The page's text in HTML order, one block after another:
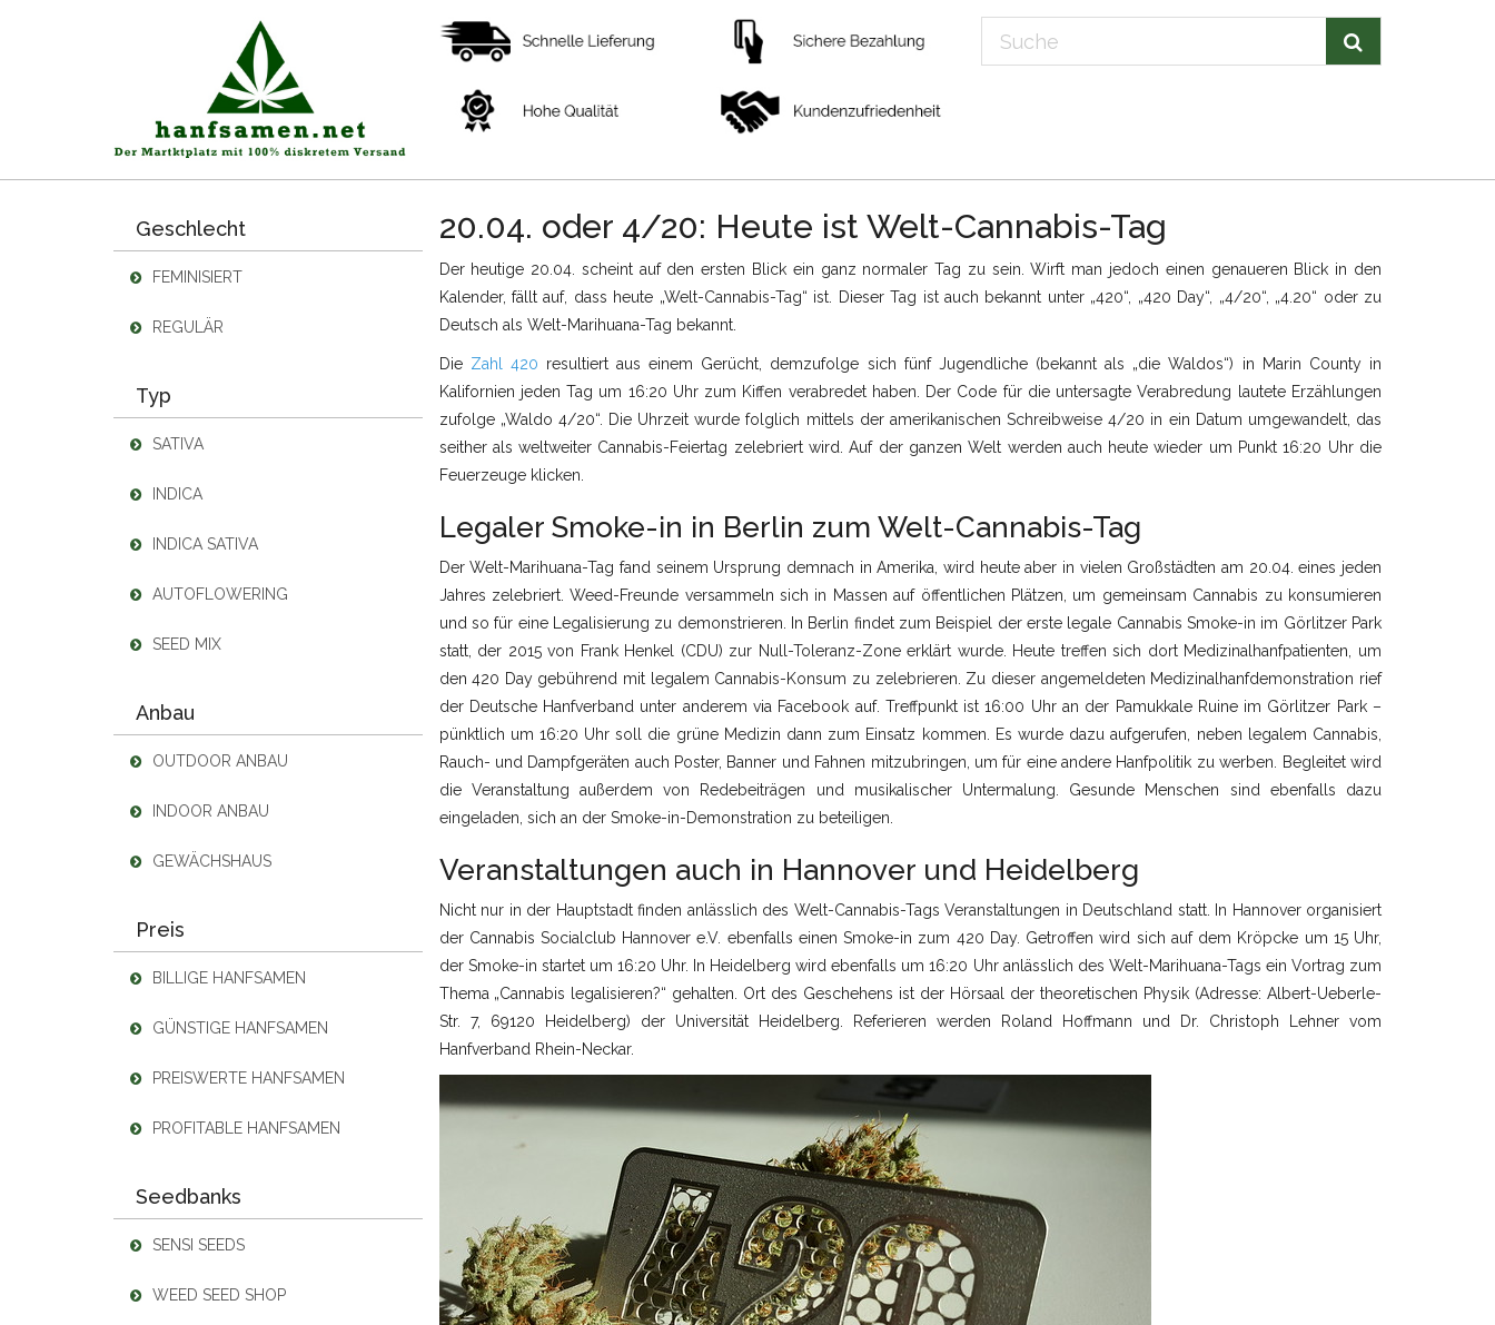
Geschlecht
FEMINISIERT
REGULÄR
Typ
SATIVA
INDICA
INDICA SATIVA
AUTOFLOWERING
SEED MIX
Anbau
OUTDOOR ANBAU
INDOOR ANBAU
GEWÄCHSHAUS
Preis
BILLIGE HANFSAMEN
GÜNSTIGE HANFSAMEN
PREISWERTE HANFSAMEN
PROFITABLE HANFSAMEN
Seedbanks
SENSI SEEDS
WEED SEED SHOP
20.04. oder 4/20: Heute ist Welt-Cannabis-Tag
Der heutige 20.04. scheint auf den ersten Blick ein ganz normaler Tag zu sein. Wirft man jedoch einen genaueren Blick in den
Kalender, fällt auf, dass heute „Welt-Cannabis-Tag“ ist. Dieser Tag ist auch bekannt unter „420“, „420 Day“, „4/20“, „4.20“ oder zu
Deutsch als Welt-Marihuana-Tag bekannt.
Die Zahl 420 resultiert aus einem Gerücht, demzufolge sich fünf Jugendliche (bekannt als „die Waldos“) in Marin County in
Kalifornien jeden Tag um 16:20 Uhr zum Kiffen verabredet haben. Der Code für die untersagte Verabredung lautete Erzählungen
zufolge „Waldo 4/20“. Die Uhrzeit wurde folglich mittels der amerikanischen Schreibweise 4/20 in ein Datum umgewandelt, das
seither als weltweiter Cannabis-Feiertag zelebriert wird. Auf der ganzen Welt werden auch heute wieder um Punkt 16:20 Uhr die
Feuerzeuge klicken.
Legaler Smoke-in in Berlin zum Welt-Cannabis-Tag
Der Welt-Marihuana-Tag fand seinem Ursprung demnach in Amerika, wird heute aber in vielen Großstädten am 20.04. eines jeden
Jahres zelebriert. Weed-Freunde versammeln sich in Massen auf öffentlichen Plätzen, um gemeinsam Cannabis zu konsumieren
und so für eine Legalisierung zu demonstrieren. In Berlin findet zum Beispiel der erste legale Cannabis Smoke-in im Görlitzer Park
statt, der 2015 von Frank Henkel (CDU) zur Null-Toleranz-Zone erklärt wurde. Heute treffen sich dort Medizinalhanfpatienten, um
den 420 Day gebührend mit legalem Cannabis-Konsum zu zelebrieren. Zu dieser angemeldeten Medizinalhanfdemonstration rief
der Deutsche Hanfverband unter anderem via Facebook auf. Treffpunkt ist 16:00 Uhr an der Pamukkale Ruine im Görlitzer Park –
pünktlich um 16:20 Uhr soll die grüne Medizin dann zum Einsatz kommen. Es wurde dazu aufgerufen, neben legalem Cannabis,
Rauch- und Dampfgeräten auch Poster, Banner und Fahnen mitzubringen, um für eine andere Hanfpolitik zu werben. Begleitet wird
die Veranstaltung außerdem von Redebeiträgen und musikalischer Untermalung. Gesunde Menschen sind ebenfalls dazu
eingeladen, sich an der Smoke-in-Demonstration zu beteiligen.
Veranstaltungen auch in Hannover und Heidelberg
Nicht nur in der Hauptstadt finden anlässlich des Welt-Cannabis-Tags Veranstaltungen in Deutschland statt. In Hannover organisiert
der Cannabis Socialclub Hannover e.V. ebenfalls einen Smoke-in zum 420 Day. Getroffen wird sich auf dem Kröpcke um 15 Uhr,
der Smoke-in startet um 16:20 Uhr. In Heidelberg wird ebenfalls um 16:20 Uhr anlässlich des Welt-Marihuana-Tags ein Vortrag zum
Thema „Cannabis legalisieren?“ gehalten. Ort des Geschehens ist der Hörsaal der theoretischen Physik (Adresse: Albert-Ueberle-
Str. 7, 69120 Heidelberg) der Universität Heidelberg. Referieren werden Roland Hoffmann und Dr. Christoph Lehner vom
Hanfverband Rhein-Neckar.